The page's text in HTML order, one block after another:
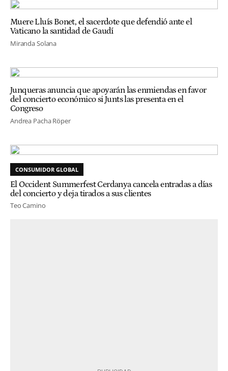
Muere Lluís Bonet, el sacerdote que defendió ante el
Vaticano la santidad de Gaudí
Miranda Solana
Junqueras anuncia que apoyarán las enmiendas en favor
del concierto económico si Junts las presenta en el
Congreso
Andrea Pacha Röper
CONSUMIDOR GLOBAL
El Occident Summerfest Cerdanya cancela entradas a días
del concierto y deja tirados a sus clientes
Teo Camino